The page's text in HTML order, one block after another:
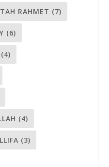
RAHMET (7)
(6)
(4)
(4)
(3)